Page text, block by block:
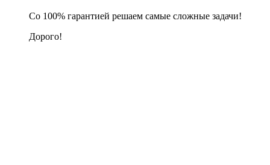
Со 100% гарантией решаем самые сложные задачи!
Дорого!